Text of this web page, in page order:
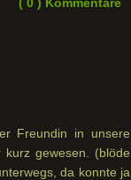
Freundin in unsere
kurz gewesen. (blöde
da konnte ja